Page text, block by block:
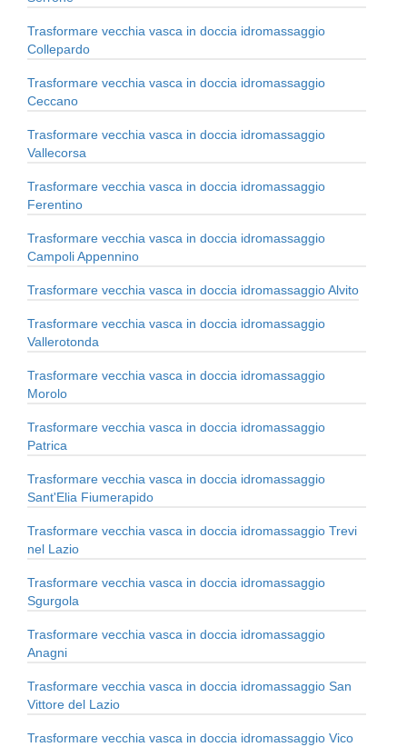
Trasformare vecchia vasca in doccia idromassaggio
Collepardo
Trasformare vecchia vasca in doccia idromassaggio
Ceccano
Trasformare vecchia vasca in doccia idromassaggio
Vallecorsa
Trasformare vecchia vasca in doccia idromassaggio
Ferentino
Trasformare vecchia vasca in doccia idromassaggio
Campoli Appennino
Trasformare vecchia vasca in doccia idromassaggio Alvito
Trasformare vecchia vasca in doccia idromassaggio
Vallerotonda
Trasformare vecchia vasca in doccia idromassaggio
Morolo
Trasformare vecchia vasca in doccia idromassaggio
Patrica
Trasformare vecchia vasca in doccia idromassaggio
Sant'Elia Fiumerapido
Trasformare vecchia vasca in doccia idromassaggio Trevi
nel Lazio
Trasformare vecchia vasca in doccia idromassaggio
Sgurgola
Trasformare vecchia vasca in doccia idromassaggio
Anagni
Trasformare vecchia vasca in doccia idromassaggio San
Vittore del Lazio
Trasformare vecchia vasca in doccia idromassaggio Vico